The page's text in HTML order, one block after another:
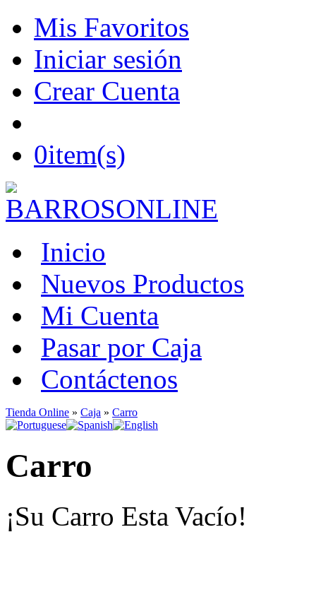
Mis Favoritos
Iniciar sesión
Crear Cuenta
0item(s)
Inicio
Nuevos Productos
Mi Cuenta
Pasar por Caja
Contáctenos
Tienda Online » Caja » Carro
Carro
¡Su Carro Esta Vacío!